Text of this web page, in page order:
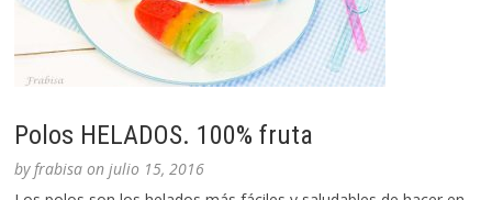
Polos HELADOS. 100% fruta
byfrabisa onjulio 15, 2016